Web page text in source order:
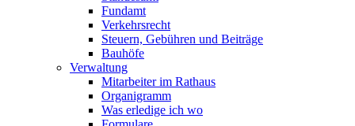
Fundamt
Verkehrsrecht
Steuern, Gebühren und Beiträge
Bauhöfe
Verwaltung
Mitarbeiter im Rathaus
Organigramm
Was erledige ich wo